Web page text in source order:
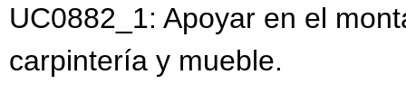
UC0882_1: Apoyar en el
carpintería y mueble.